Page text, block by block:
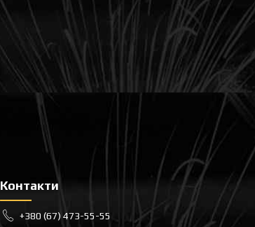
Контакти
+380 (67) 473-55-55